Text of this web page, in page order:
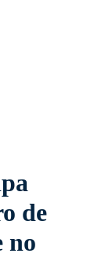
de
no